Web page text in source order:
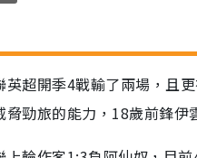
英超開季4戰輸了兩場，且
脅勁旅的能力，18歲前鋒伊